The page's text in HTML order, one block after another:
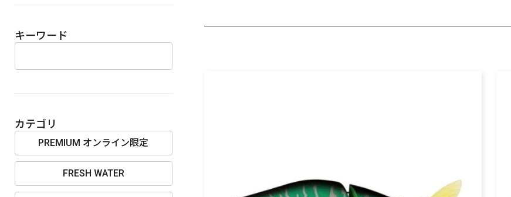
カテゴリ
価格
キーワード
カテゴリ
PREMIUM オンライン限定
FRESH WATER